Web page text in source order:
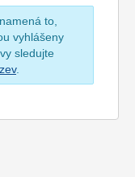
to,
vyhlášeny
sledujte
.